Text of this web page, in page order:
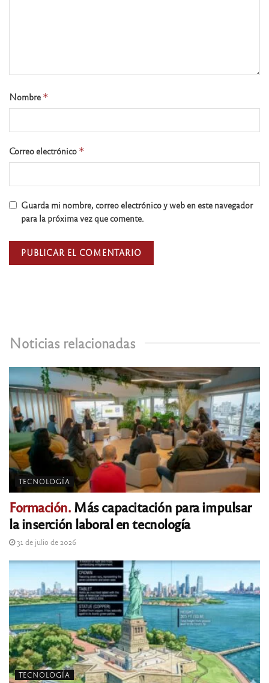
Noticias relacionadas
TECNOLOGÍA
Formación.Más capacitación para impulsar
la inserción laboral en tecnología
31 de julio de 2026
TECNOLOGÍA
Nombre *
Correo electrónico *
Guarda mi nombre, correo electrónico y web en este navegador
para la próxima vez que comente.